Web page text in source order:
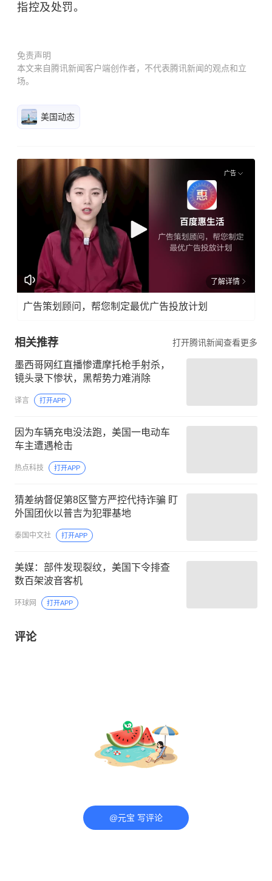
指控及处罚。
免责声明
本文来自腾讯新闻客户端创作者，不代表腾讯新闻的观点和立
场。
美国动态
广告
了解详情
广告策划顾问，帮您制定最优广告投放计划
相关推荐 打开腾讯新闻查看更多
墨西哥网红直播惨遭摩托枪手射杀，
镜头录下惨状，黑帮势力难消除
译言 打开APP
因为车辆充电没法跑，美国一电动车
车主遭遇枪击
热点科技 打开APP
猜差纳督促第8区警方严控代持诈骗 盯
外国团伙以普吉为犯罪基地
泰国中文社 打开APP
美媒：部件发现裂纹，美国下令排查
数百架波音客机
环球网 打开APP
评论
@元宝 写评论